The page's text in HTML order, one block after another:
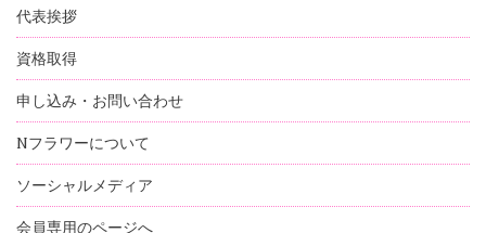
代表挨拶
資格取得
申し込み・お問い合わせ
Nフラワーについて
ソーシャルメディア
会員専用のページへ